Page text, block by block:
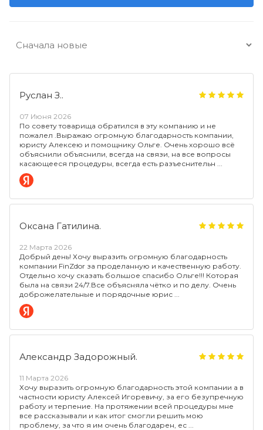
Руслан З..
07 Июня 2026
По совету товарища обратился в эту компанию и не
пожалел .Выражаю огромную благодарность компании,
юристу Алексею и помощнику Ольге. Очень хорошо всё
объяснили объяснили, всегда на связи, на все вопросы
касающееся процедуры, всегда есть разъеснительн
Оксана Гатилина.
22 Марта 2026
Добрый день! Хочу выразить огромную благодарность
компании FinZdor за проделанную и качественную работу.
Отдельно хочу сказать большое спасибо Ольге!!! Которая
была на связи 24/7.Все объясняла чётко и по делу. Очень
доброжелательные и порядочные юрис
Александр Задорожный.
11 Марта 2026
Хочу выразить огромную благодарность этой компании а в
частности юристу Алексей Игоревичу, за его безупречную
работу и терпение. На протяжении всей процедуры мне
все рассказывали и как итог смогли решить мою
проблему, за что я им очень благодарен, ес